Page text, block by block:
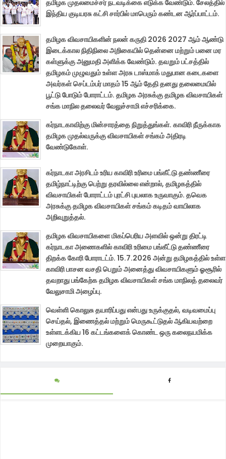
தமிழக முதலமைச்சர் நடவடிக்கை எடுக்க வேண்டும். சேலத்தில்
இந்திய குடியரசு கட்சி சார்பில் மாபெரும் கண்டன ஆர்ப்பாட்டம்.
தமிழக விவசாயிகளின் நலன் கருதி 2026 2027 ஆம் ஆண்டு
இடைக்கால நிதிநிலை அறிகையில் தென்னை மற்றும் பனை மர
கள்ளுக்கு அனுமதி அளிக்க வேண்டும். தவறும் பட்சத்தில்
தமிழகம் முழுவதும் உள்ள அரசு டாஸ்மாக் மதுபான கடைகளை
அவர்கள் செப்டம்பர் மாதம் 15 ஆம் தேதி தனது தலைமையில்
பூட்டு போடும் போராட்டம். தமிழக அரசுக்கு தமிழக விவசாயிகள்
சங்க மாநில தலைவர் வேலுச்சாமி எச்சரிக்கை.
கர்நாடகாவிற்கு மின்சாரத்தை நிறுத்துங்கள். காவிரி நீருக்காக
தமிழக முதல்வருக்கு விவசாயிகள் சங்கம் அதிரடி
வேண்டுகோள்.
கர்நாடகா அரசிடம் உரிய காவிரி உரிமை பங்கீட்டு தண்ணீரை
தமிழ்நாட்டிற்கு பெற்று தரவில்லை என்றால், தமிழகத்தில்
விவசாயிகள் போராட்டம் புரட்சி புயலாக உருவாகும். தவெக
அரசுக்கு தமிழக விவசாயிகள் சங்கம் கடிதம் வாயிலாக
அறிவுறுத்தல்.
தமிழக விவசாயிகளை மிகப்பெரிய அளவில் ஒன்று திரட்டி
கர்நாடகா அணைகளில் காவிரி உரிமை பங்கீட்டு தண்ணீரை
திறக்க கோரி போராடட்ம். 15.7.2026 அன்று தமிழகத்தில் உள்ள
காவிரி பாசன வசதி பெறும் அனைத்து விவசாயிகளும் ஓசூரில்
தவறாது பங்கேற்க தமிழக விவசாயிகள் சங்க மாநிலத் தலைவர்
வேலுசாமி அழைப்பு.
வெள்ளி கொலுசு தயாரிப்பது என்பது உருக்குதல், வடிவமைப்பு
செய்தல், இணைத்தல் மற்றும் மெருகூட்டுதல் ஆகியவற்றை
உள்ளடக்கிய 16 கட்டங்களைக் கொண்ட ஒரு கலைநயமிக்க
முறையாகும்.